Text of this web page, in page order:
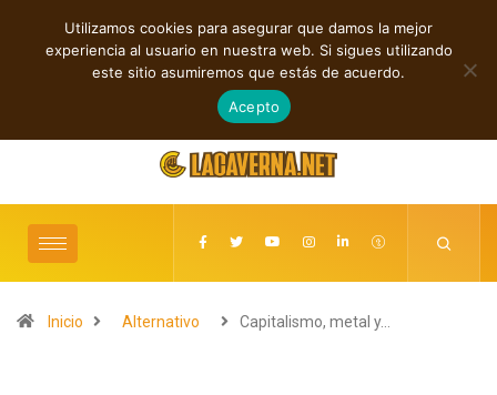
TENDENCIAS
Rock, folk e indie: cuatro estrenos independientes por descubrir
agosto 7, 2026
Inicio Alternativo Capitalismo, metal y…
Utilizamos cookies para asegurar que damos la mejor
experiencia al usuario en nuestra web. Si sigues utilizando
este sitio asumiremos que estás de acuerdo.
Acepto